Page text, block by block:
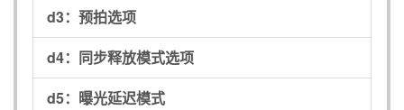
d3： 预拍选项
d4： 同步释放模式选项
d5： 曝光延迟模式